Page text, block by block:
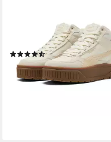
Winterboots Winterschuhe,
Winterstiefel, Snowboots
(30)
ab 62,99 € UVP89,95 €
-30%